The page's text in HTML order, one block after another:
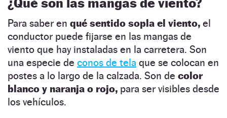
Para saber en qué sentido sopla el viento, el
conductor puede fijarse en las mangas de
viento que hay instaladas en la carretera. Son
una especie de conos de tela que se colocan en
postes a lo largo de la calzada. Son de color
blanco y naranja o rojo, para ser visibles desde
los vehículos.